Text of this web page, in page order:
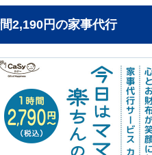
2,190円の家事代行